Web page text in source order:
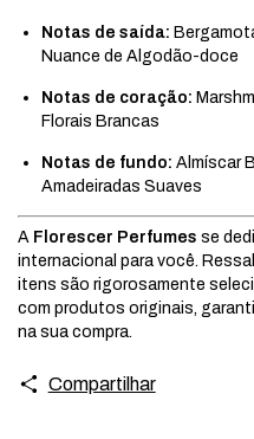
Notas de saída:
Nuance de Algodão-doce
Notas de coração:
Florais Brancas
Notas de fundo: Almíscar
Amadeiradas Suaves
A Florescer Perfumes se
internacional para você.
itens são rigorosamente
com produtos originais,
na sua compra.
Compartilhar